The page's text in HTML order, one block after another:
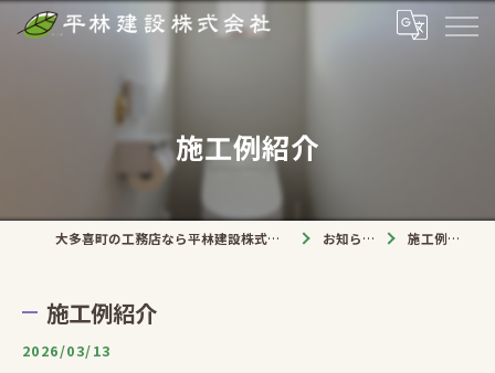
施工例紹介
大多喜町の工務店なら平林建設株式会社 お知らせ 施工例紹介
施工例紹介
2026/03/13